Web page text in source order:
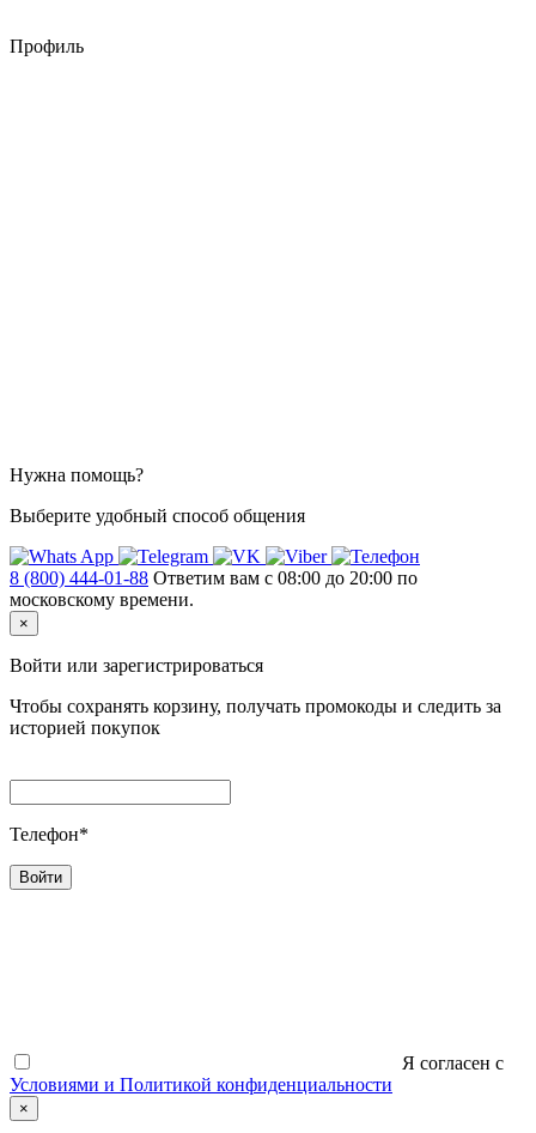
Профиль
Нужна помощь?
Выберите удобный способ общения
8 (800) 444-01-88 Ответим вам с 08:00 до 20:00 по
московскому времени.
×
Войти или зарегистрироваться
Чтобы сохранять корзину, получать промокоды и следить за
историей покупок
Телефон*
Войти
Я согласен c
Условиями и Политикой конфиденциальности
×